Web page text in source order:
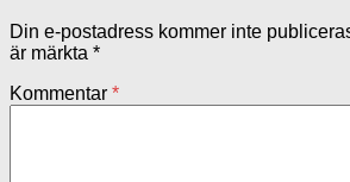
Din e-postadress kommer inte
är märkta *
Kommentar *